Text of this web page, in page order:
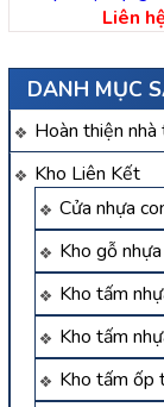
DANH MỤC
Hoàn thiện
Kho Liên Kết
Cửa nhựa
Kho gỗ
Kho tấm
Kho tấm
Kho tấm ốp
Liên hệ